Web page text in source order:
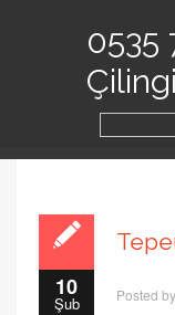
0535
10
Şub Posted